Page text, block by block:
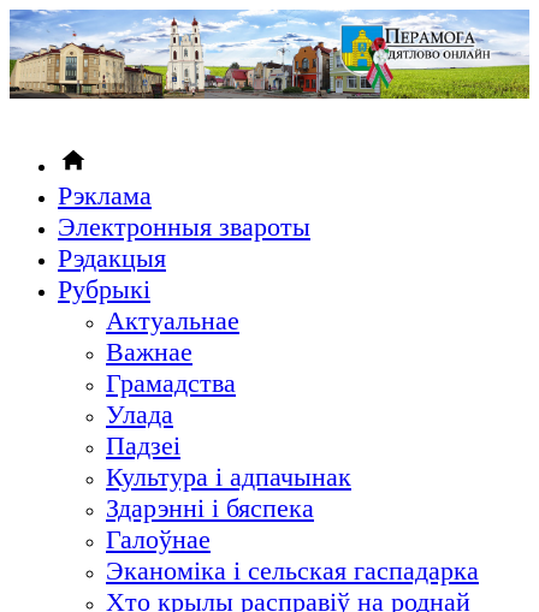
Рэклама
Электронныя звароты
Рэдакцыя
Рубрыкi
Актуальнае
Важнае
Грамадства
Улада
Падзеі
Культура і адпачынак
Здарэнні і бяспека
Галоўнае
Эканоміка і сельская гаспадарка
Хто крылы расправіў на роднай